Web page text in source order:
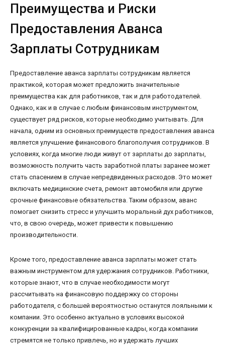
Преимущества и Риски
Предоставления Аванса
Зарплаты Сотрудникам
Предоставление аванса зарплаты сотрудникам является
практикой, которая может предложить значительные
преимущества как для работников, так и для работодателей.
Однако, как и в случае с любым финансовым инструментом,
существует ряд рисков, которые необходимо учитывать. Для
начала, одним из основных преимуществ предоставления аванса
является улучшение финансового благополучия сотрудников. В
условиях, когда многие люди живут от зарплаты до зарплаты,
возможность получить часть заработной платы заранее может
стать спасением в случае непредвиденных расходов. Это может
включать медицинские счета, ремонт автомобиля или другие
срочные финансовые обязательства. Таким образом, аванс
помогает снизить стресс и улучшить моральный дух работников,
что, в свою очередь, может привести к повышению
производительности.
Кроме того, предоставление аванса зарплаты может стать
важным инструментом для удержания сотрудников. Работники,
которые знают, что в случае необходимости могут
рассчитывать на финансовую поддержку со стороны
работодателя, с большей вероятностью останутся лояльными к
компании. Это особенно актуально в условиях высокой
конкуренции за квалифицированные кадры, когда компании
стремятся не только привлечь, но и удержать лучших